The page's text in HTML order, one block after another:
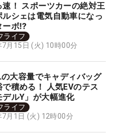
速！ スポーツカーの絶対王
ルシェは電気自動車になっ
ーボ⁉
ライフ
7月15日 (火) 10時00分
大容量でキャディバッグ
で積める！ 人気EVのテス
デルY」が大幅進化
ライフ
7月1日 (火) 12時00分